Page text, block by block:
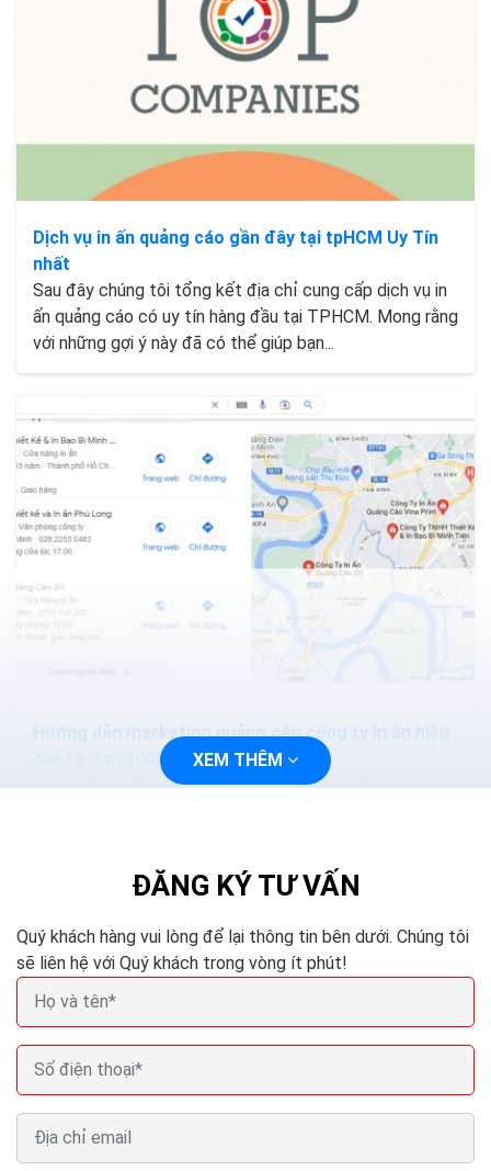
Dịch vụ in ấn quảng cáo gần đây tại tpHCM Uy Tín
nhất
Sau đây chúng tôi tổng kết địa chỉ cung cấp dịch vụ in
ấn quảng cáo có uy tín hàng đầu tại TPHCM. Mong rằng
với những gợi ý này đã có thể giúp bạn...
Hướng dẫn marketing quảng cáo công ty in ấn hiệu
quả ra đơn 100%
Quảng cáo in ấn là một hình thức tiếp thị sử dụng các
XEM THÊM
ĐĂNG KÝ TƯ VẤN
Quý khách hàng vui lòng để lại thông tin bên dưới. Chúng tôi
sẽ liên hệ với Quý khách trong vòng ít phút!